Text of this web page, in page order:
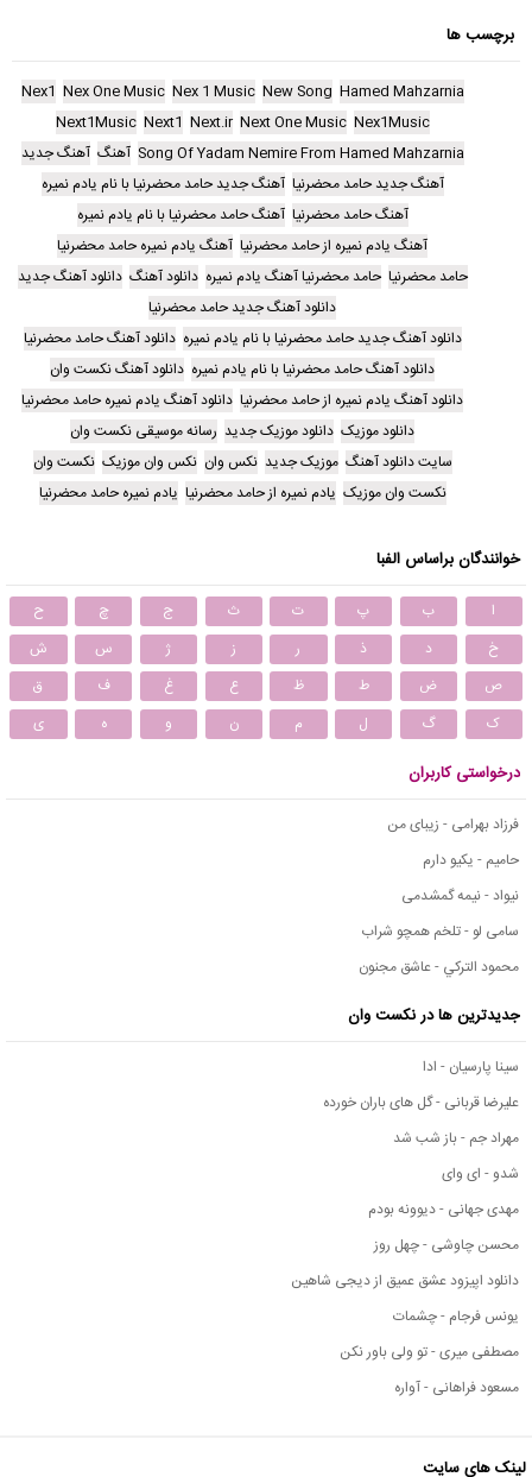
برچسب ها
Hamed Mahzarnia
New Song
Nex 1 Music
Nex One Music
Nex1
Nex1Music
Next One Music
Next.ir
Next1
Next1Music
Song Of Yadam Nemire From Hamed Mahzarnia آهنگ آهنگ جدید
آهنگ جدید حامد محضرنیا آهنگ جدید حامد محضرنیا با نام یادم نمیره
آهنگ حامد محضرنیا آهنگ حامد محضرنیا با نام یادم نمیره
آهنگ یادم نمیره از حامد محضرنیا آهنگ یادم نمیره حامد محضرنیا
حامد محضرنیا حامد محضرنیا آهنگ یادم نمیره دانلود آهنگ دانلود آهنگ جدید
دانلود آهنگ جدید حامد محضرنیا
دانلود آهنگ جدید حامد محضرنیا با نام یادم نمیره دانلود آهنگ حامد محضرنیا
دانلود آهنگ حامد محضرنیا با نام یادم نمیره دانلود آهنگ نکست وان
دانلود آهنگ یادم نمیره از حامد محضرنیا دانلود آهنگ یادم نمیره حامد محضرنیا
دانلود موزیک دانلود موزیک جدید رسانه موسیقی نکست وان
سایت دانلود آهنگ موزیک جدید نکس وان نکس وان موزیک نکست وان
نکست وان موزیک یادم نمیره از حامد محضرنیا یادم نمیره حامد محضرنیا
خوانندگان براساس الفبا
ا ب پ ت ث ج چ
ح
خ
د ذ ر ز ژ س
ش
ص
ض ط ظ ع غ ف
ق
ک
گ ل م ن و ه ی
درخواستی کاربران
فرزاد بهرامی - زیبای من
حامیم - یکیو دارم
نیواد - نیمه گمشدمی
سامی لو - تلخم همچو شراب
محمود التركي - عاشق مجنون
جدیدترین ها در نکست وان
سینا پارسیان - ادا
علیرضا قربانی - گل های باران خورده
مهراد جم - باز شب شد
شدو - ای وای
مهدی جهانی - دیوونه بودم
محسن چاوشی - چهل روز
دانلود اپیزود عشق عمیق از دیجی شاهین
یونس فرجام - چشمات
مصطفی میری - تو ولی باور نکن
مسعود فراهانی - آواره
لینک های سایت